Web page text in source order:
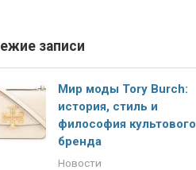
записи
Мир моды Tory Burch:
история, стиль и
философия культового
бренда
Новости